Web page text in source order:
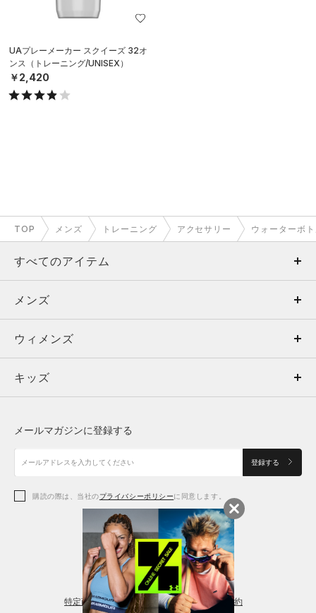
UAプレーメーカー スクイーズ 32オ
ンス（トレーニング/UNISEX）
￥2,420
TOP メンズ トレーニング アクセサリー ウォーターボ
すべてのアイテム
メンズ
ウィメンズ
キッズ
アクセサリー
メンズ
トップス
ボトムス
アクセサリー
ウィメンズ
トップス
シューズ
アクセサリー
レギンス＆タイツ
キッズ
シューズ
メールマガジンに登録する
登録する
購読の際は、当社のプライバシーポリシーに同意します。
特定商取引法に基づく通販の表記 会員規約